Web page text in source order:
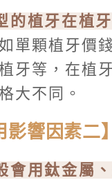
的植牙在植
單顆植牙價
牙等，在植
大不同。
影響因素二
會用鈦金屬